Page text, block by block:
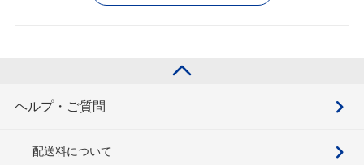
ヘルプ・ご質問
配送料について